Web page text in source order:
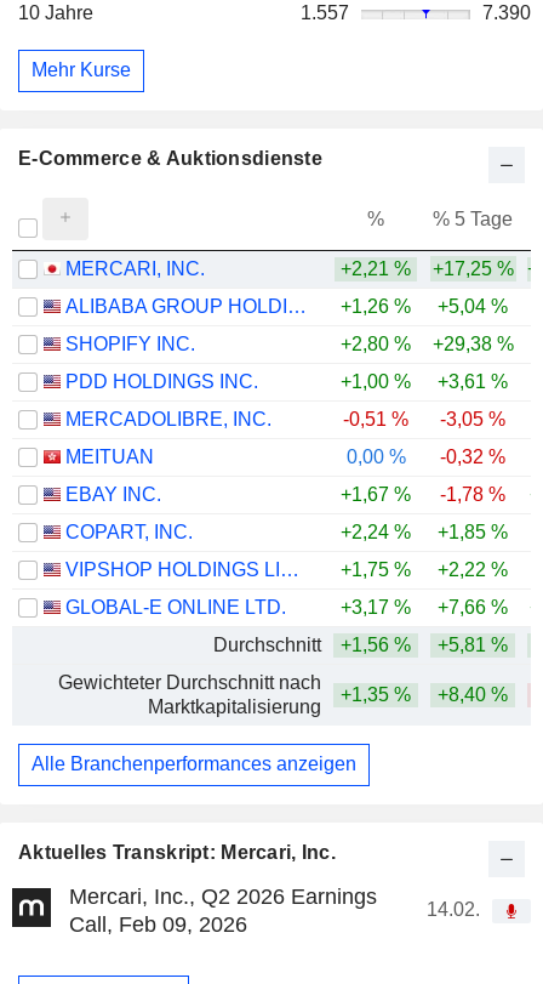
Aktuelles Transkript: Mercari, Inc.
Mercari, Inc., Q2 2026 Earnings
Call, Feb 09, 2026
14.02.
10 Jahre
1.557 7.390
Mehr Kurse
E-Commerce & Auktionsdienste
% % 5 Tage
MERCARI, INC. +2,21 % +17,25 %
ALIBABA GROUP HOLDING LIMITED
+1,26 % +5,04 %
SHOPIFY INC.
+2,80 % +29,38 %
PDD HOLDINGS INC.
+1,00 % +3,61 %
MERCADOLIBRE, INC.
-0,51 % -3,05 %
MEITUAN
0,00 % -0,32 %
EBAY INC.
+1,67 % -1,78 %
COPART, INC.
+2,24 % +1,85 %
VIPSHOP HOLDINGS LIMITED
+1,75 % +2,22 %
GLOBAL-E ONLINE LTD.
+3,17 % +7,66 %
Durchschnitt
+1,56 % +5,81 %
Gewichteter Durchschnitt nach
Marktkapitalisierung
+1,35 % +8,40 %
Alle Branchenperformances anzeigen